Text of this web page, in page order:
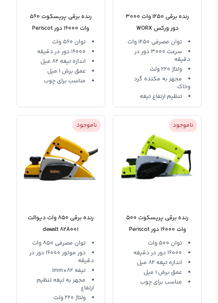
رنده برقی 1250 وات 3000
دور ورکس WORX
WX.4355
توان مصرفی 1250 وات
سرعت 3000 دور در
دقیقه
ولتاژ 220 ولت
مجهز به مکنده گرد
وخاک
تنظیم ارتفاع تیغه
رنده برقی پریسکوت 560
وات 16000 دور Periscot
PT1608201 توان 560 وات
16000 دور در دقیقه
اندازه تیغه 82 میل
عمق برش 1 میل
مناسب برای چوب
ناموجود
رنده برقی پریسکوت 500
وات 16000 دور Periscot
PT1608202 توان 500 وات
16000 دور در دقیقه
اندازه تیغه 82 میل
عمق برش 1 میل
مناسب برای چوب
ناموجود
رنده برقی 850 وات دیوالت
dewalt 82A001
توان مصرفی 850 وات
دور موتور 16000 دور در
دقیقه
تیفه 82*1mm
مجهز به تیغه تنظیم
ارتفاع
ولتاژ 220 ولت